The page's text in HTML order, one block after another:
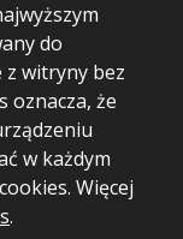
do
witryny bez
oznacza, że
w każdym
Więcej
.